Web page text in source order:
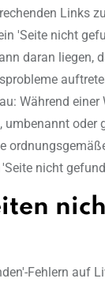
Links
'Seite nicht
daran liegen,
Während
oder
nicht
Fehlern auf